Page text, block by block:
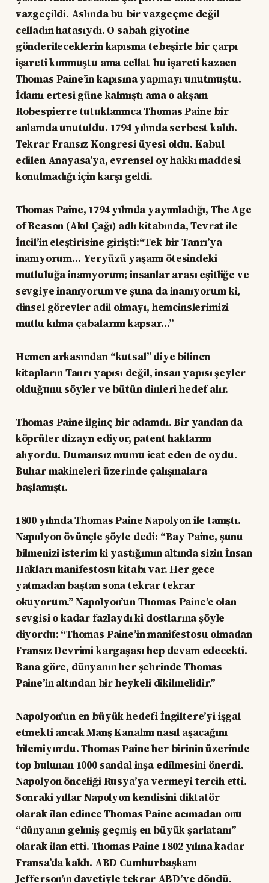
vazgeçildi. Aslında bu bir vazgeçme değil
celladın hatasıydı. O sabah giyotine
gönderileceklerin kapısına tebeşirle bir çarpı
işareti konmuştu ama cellat bu işareti kazaen
Thomas Paine’in kapısına yapmayı unutmuştu.
İdamı ertesi güne kalmıştı ama o akşam
Robespierre tutuklanınca Thomas Paine bir
anlamda unutuldu. 1794 yılında serbest kaldı.
Tekrar Fransız Kongresi üyesi oldu. Kabul
edilen Anayasa’ya, evrensel oy hakkı maddesi
konulmadığı için karşı geldi.
Thomas Paine, 1794 yılında yayımladığı, The Age
of Reason (Akıl Çağı) adlı kitabında, Tevrat ile
İncil’in eleştirisine girişti:“Tek bir Tanrı’ya
inanıyorum… Yeryüzü yaşamı ötesindeki
mutluluğa inanıyorum; insanlar arası eşitliğe ve
sevgiye inanıyorum ve şuna da inanıyorum ki,
dinsel görevler adil olmayı, hemcinslerimizi
mutlu kılma çabalarını kapsar…”
Hemen arkasından “kutsal” diye bilinen
kitapların Tanrı yapısı değil, insan yapısı şeyler
olduğunu söyler ve bütün dinleri hedef alır.
Thomas Paine ilginç bir adamdı. Bir yandan da
köprüler dizayn ediyor, patent haklarını
alıyordu. Dumansız mumu icat eden de oydu.
Buhar makineleri üzerinde çalışmalara
başlamıştı.
1800 yılında Thomas Paine Napolyon ile tanıştı.
Napolyon övünçle şöyle dedi: “Bay Paine, şunu
bilmenizi isterim ki yastığımın altında sizin İnsan
Hakları manifestosu kitabı var. Her gece
yatmadan baştan sona tekrar tekrar
okuyorum.” Napolyon’un Thomas Paine’e olan
sevgisi o kadar fazlaydı ki dostlarına şöyle
diyordu: “Thomas Paine’in manifestosu olmadan
Fransız Devrimi kargaşası hep devam edecekti.
Bana göre, dünyanın her şehrinde Thomas
Paine’in altından bir heykeli dikilmelidir.”
Napolyon’un en büyük hedefi İngiltere’yi işgal
etmekti ancak Manş Kanalını nasıl aşacağını
bilemiyordu. Thomas Paine her birinin üzerinde
top bulunan 1000 sandal inşa edilmesini önerdi.
Napolyon önceliği Rusya’ya vermeyi tercih etti.
Sonraki yıllar Napolyon kendisini diktatör
olarak ilan edince Thomas Paine acımadan onu
“dünyanın gelmiş geçmiş en büyük şarlatanı”
olarak ilan etti. Thomas Paine 1802 yılına kadar
Fransa’da kaldı. ABD Cumhurbaşkanı
Jefferson’ın davetiyle tekrar ABD’ye döndü.